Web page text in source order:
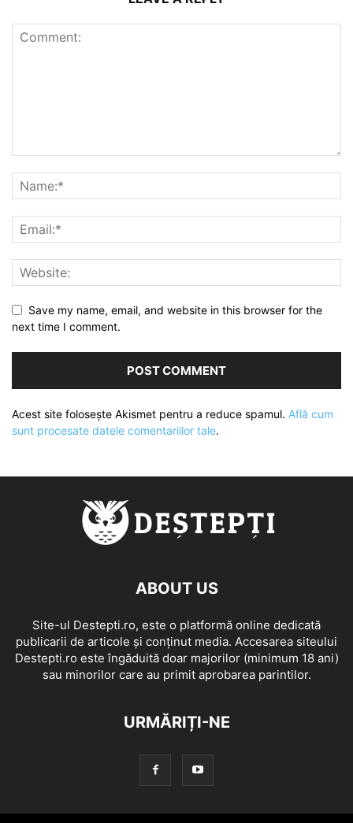
Save my name, email, and website in this browser for the
next time I comment.
Acest site folosește Akismet pentru a reduce spamul. Află cum
sunt procesate datele comentariilor tale.
ABOUT US
Site-ul Destepti.ro, este o platformă online dedicată
publicarii de articole și conținut media. Accesarea siteului
Destepti.ro este îngăduită doar majorilor (minimum 18 ani)
sau minorilor care au primit aprobarea parintilor.
URMĂRIȚI-NE